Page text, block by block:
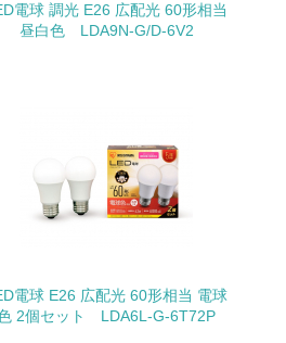
電球 調光 E26 広配光 60形相当
昼白色 LDA9N-G/D-6V2
電球 E26 広配光 60形相当 電球
2個セット LDA6L-G-6T72P